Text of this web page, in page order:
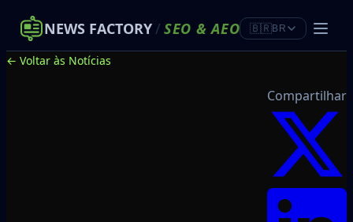
NEWS FACTORY/ SEO &AEO 🇧🇷BR
← Voltar às Notícias
Compartilhar